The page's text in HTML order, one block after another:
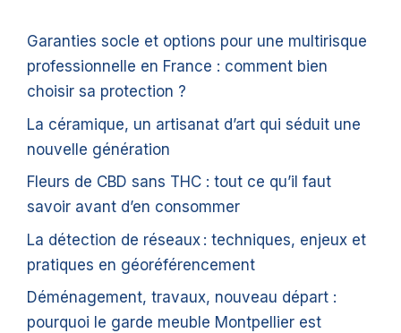
Garanties socle et options pour une multirisque
professionnelle en France : comment bien
choisir sa protection ?
La céramique, un artisanat d’art qui séduit une
nouvelle génération
Fleurs de CBD sans THC : tout ce qu’il faut
savoir avant d’en consommer
La détection de réseaux : techniques, enjeux et
pratiques en géoréférencement
Déménagement, travaux, nouveau départ :
pourquoi le garde meuble Montpellier est